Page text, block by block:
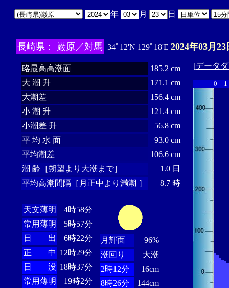
年 月 日
長崎県： 巌原／対馬 34ﾟ12'N 129ﾟ18'E 2024年03月
略最高高潮面
185.2 cm
大 潮 升
171.1 cm
大潮差
156.4 cm
小 潮 升
121.4 cm
小潮差 升
56.8 cm
平 均 水 面
93.0 cm
平均潮差
106.6 cm
潮 齢［朔望より大潮まで］
1.0 日
平均高潮間隔［月正中より満潮 ］
8.7 時
天文薄明
4時58分
常用薄明
5時57分
日 出
6時22分
正 中 12時29分
日 没 18時37分
常用薄明
19時2分
月輝面
96%
潮回り
大潮
2時12分
16cm
8時26分
144cm
[データ
0 1